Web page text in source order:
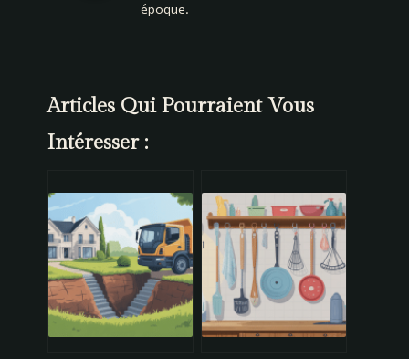
époque.
Articles Qui Pourraient Vous
Intéresser :